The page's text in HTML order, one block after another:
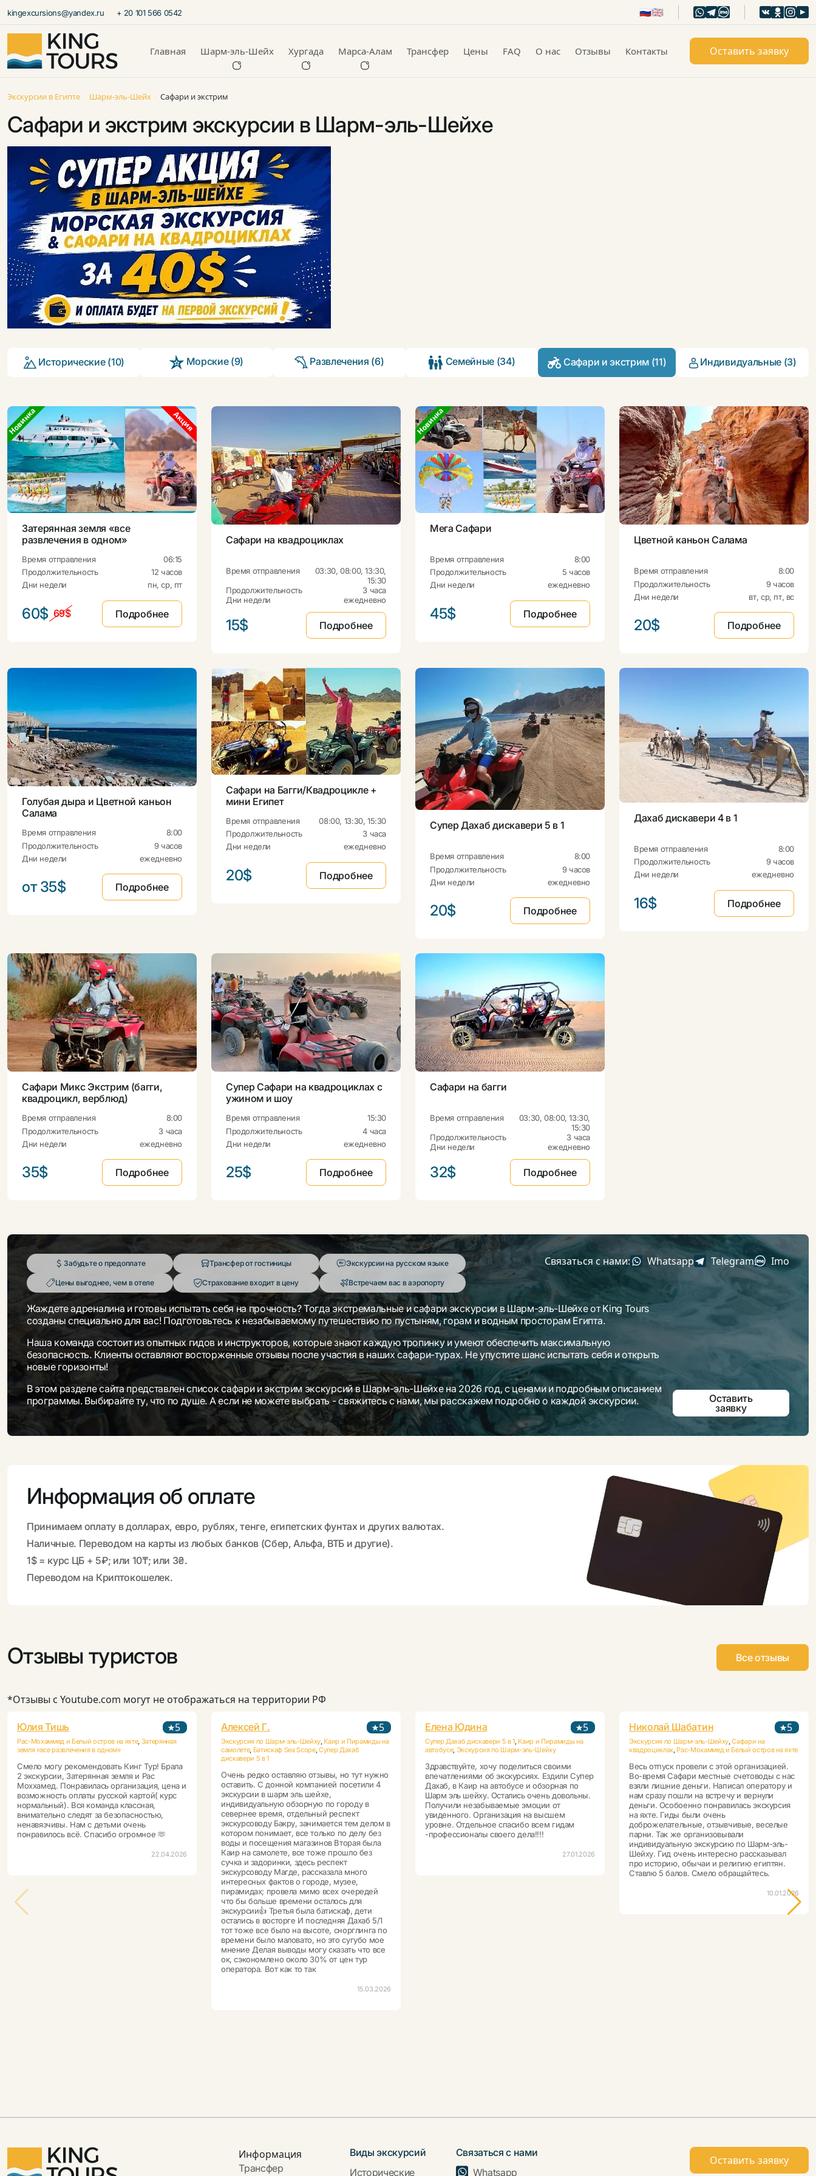
kingexcursions@yandex.ru + 20 101 566 0542 🇷🇺🇬🇧
Главная Шарм-эль-Шейх Хургада Марса-Алам Трансфер Цены FAQ О нас Отзывы Контакты Оставить заявку
Экскурсии в Египте Шарм-эль-Шейх Сафари и экстрим
Сафари и экстрим экскурсии в Шарм-эль-Шейхе
Исторические (10) Морские (9) Развлечения (6) Семейные (34) Сафари и экстрим (11) Индивидуальные (3)
Новинка Акция
Затерянная земля «все
развлечения в одном»
Время отправления
06:15
Продолжительность
12 часов
Дни недели
пн, ср, пт
60$ 69$ Подробнее
Сафари на квадроциклах
Время отправления
03:30, 08:00, 13:30,
15:30
Продолжительность
3 часа
Дни недели
ежедневно
15$ Подробнее
Новинка
Новинка
Мега Сафари
Время отправления
8:00
Продолжительность
5 часов
Дни недели
ежедневно
45$ Подробнее
Цветной каньон Салама
Время отправления
8:00
Продолжительность
9 часов
Дни недели
вт, ср, пт, вс
20$ Подробнее
Голубая дыра и Цветной каньон
Салама
Время отправления
8:00
Продолжительность
9 часов
Дни недели
ежедневно
от 35$ Подробнее
Сафари на Багги/Квадроцикле +
мини Египет
Время отправления
08:00, 13:30, 15:30
Продолжительность
3 часа
Дни недели
ежедневно
20$ Подробнее
Супер Дахаб дискавери 5 в 1
Время отправления
8:00
Продолжительность
9 часов
Дни недели
ежедневно
20$ Подробнее
Дахаб дискавери 4 в 1
Время отправления
8:00
Продолжительность
9 часов
Дни недели
ежедневно
16$ Подробнее
Сафари Микс Экстрим (багги,
квадроцикл, верблюд)
Время отправления
8:00
Продолжительность
3 часа
Дни недели
ежедневно
35$ Подробнее
Супер Сафари на квадроциклах с
ужином и шоу
Время отправления
15:30
Продолжительность
4 часа
Дни недели
ежедневно
25$ Подробнее
Сафари на багги
Время отправления
03:30, 08:00, 13:30,
15:30
Продолжительность
3 часа
Дни недели
ежедневно
32$ Подробнее
Забудьте о предоплате Трансфер от гостиницы Экскурсии на русском языке
Цены выгоднее, чем в отеле Страхование входит в цену Встречаем вас в аэропорту
Связаться с нами: Whatsapp Telegram Imo
Жаждете адреналина и готовы испытать себя на прочность? Тогда экстремальные и сафари экскурсии в Шарм-эль-Шейхе от King Tours
созданы специально для вас! Подготовьтесь к незабываемому путешествию по пустыням, горам и водным просторам Египта.
Наша команда состоит из опытных гидов и инструкторов, которые знают каждую тропинку и умеют обеспечить максимальную
безопасность. Клиенты оставляют восторженные отзывы после участия в наших сафари-турах. Не упустите шанс испытать себя и открыть
новые горизонты!
В этом разделе сайта представлен список сафари и экстрим экскурсий в Шарм-эль-Шейхе на 2026 год, с ценами и подробным описанием
программы. Выбирайте ту, что по душе. А если не можете выбрать - свяжитесь с нами, мы расскажем подробно о каждой экскурсии.
Оставить
заявку
Информация об оплате
Принимаем оплату в долларах, евро, рублях, тенге, египетских фунтах и других валютах.
Наличные. Переводом на карты из любых банков (Сбер, Альфа, ВТБ и другие).
1$ = курс ЦБ + 5₽; или 10₸; или 3₴.
Переводом на Криптокошелек.
Отзывы туристов Все отзывы
*Отзывы с Youtube.com могут не отображаться на территории РФ
Юлия Тишь 5
Рас-Мохаммед и Белый остров на яхте, Затерянная
земля «все развлечения в одном»
Смело могу рекомендовать Кинг Тур! Брала
2 экскурсии, Затерянная земля и Рас
Моххамед. Понравилась организация, цена и
возможность оплаты русской картой( курс
нормальный). Вся команда классная,
внимательно следят за безопасностью,
ненавязчивы. Нам с детьми очень
понравилось всё. Спасибо огромное 🫶
22.04.2026
Алексей Г. 5
Экскурсия по Шарм-эль-Шейху, Каир и Пирамиды на
самолете, Батискаф Sea Scope,Супер Дахаб
дискавери 5 в 1
Очень редко оставляю отзывы, но тут нужно
оставить. С донной компанией посетили 4
экскурсии в шарм эль шейхе,
индивидуальную обзорную по городу в
севернее время, отдельный респект
экскурсоводу Бакру, занимается тем делом в
котором понимает, все только по делу без
воды и посещения магазинов Вторая была
Каир на самолете, все тоже прошло без
сучка и задоринки, здесь респект
экскурсоводу Магде, рассказала много
интересных фактов о городе, музее,
пирамидах; провела мимо всех очередей
что бы больше времени осталось для
экскурсии👍 Третья была батискаф, дети
остались в восторге И последняя Дахаб 5/1
тот тоже все было на высоте, снорглинга по
времени было маловато, но это сугубо мое
мнение Делая выводы могу сказать что все
ок, сэкономлено около 30% от цен тур
оператора. Вот как то так
15.03.2026
Елена Юдина 5
Супер Дахаб дискавери 5 в 1, Каир и Пирамиды на
автобусе, Экскурсия по Шарм-эль-Шейху
Здравствуйте, хочу поделиться своими
впечатлениями об экскурсиях. Ездили Супер
Дахаб, в Каир на автобусе и обзорная по
Шарм эль шейху. Остались очень довольны.
Получили незабываемые эмоции от
увиденного. Организация на высшем
уровне. Отдельное спасибо всем гидам
-профессионалы своего дела!!!!
27.01.2026
Николай Шабатин 5
Экскурсия по Шарм-эль-Шейху,Сафари на
квадроциклах, Рас-Мохаммед и Белый остров на яхте
Весь отпуск провели с этой организацией.
Во-время Сафари местные счетоводы с нас
взяли лишние деньги. Написал оператору и
нам сразу пошли на встречу и вернули
деньги. Особоенно понравилась экскурсия
на яхте. Гиды были очень
доброжелательные, отзывчивые, веселые
парни. Так же организовывали
индивидуальную экскурсию по Шарм-эль-
Шейху. Гид очень интересно рассказывал
про историю, обычаи и религию египтян.
Ставлю 5 балов. Смело обращайтесь.
10.01.2026
Информация
Трансфер
Виды экскурсий
Исторические
Связаться с нами
Whatsapp
Оставить заявку